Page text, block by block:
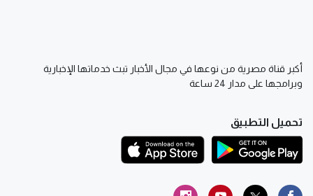
أكبر قناة مصرية من نوعها في مجال الأخبار تبث خدماتها الإخبارية
وبرامجها على مدار 24 ساعة
تحميل التطبيق